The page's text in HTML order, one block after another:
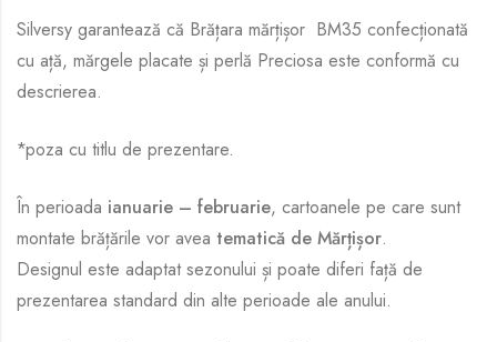
Silversy garantează că Brățara mărțișor BM35 confecționată
cu ață, mărgele placate și perlă Preciosa este conformă cu
descrierea.
*poza cu titlu de prezentare.
În perioada ianuarie – februarie, cartoanele pe care sunt
montate brățările vor avea tematică de Mărțișor.
Designul este adaptat sezonului și poate diferi față de
prezentarea standard din alte perioade ale anului.